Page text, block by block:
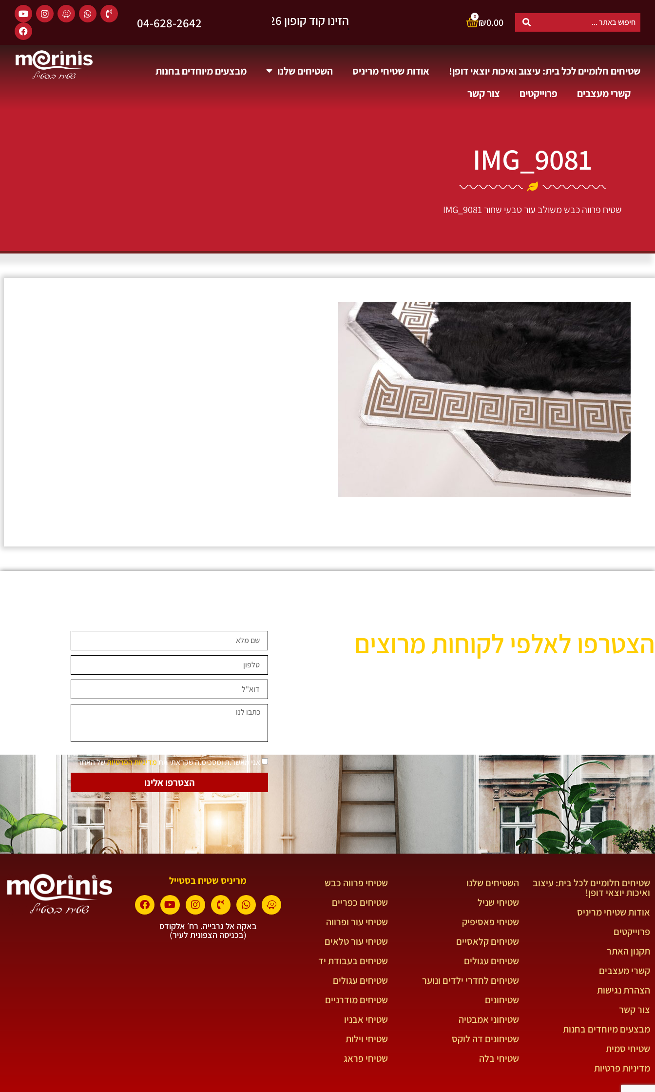
₪0.00
0 וקבלו 10% הנחה. 04-628-2642
שטיחים חלומיים לכל בית: עיצוב ואיכות יוצאי דופן! אודות שטיחי מריניס השטיחים שלנו
מבצעים מיוחדים בחנות
קשרי מעצבים
פרוייקטים צור קשר
IMG_9081
שטיח פרווה כבש משולב עור טבעי שחור IMG_9081
הצטרפו לאלפי לקוחות מרוצים
אני מאשר.ת ומסכימ.ה שקראתי את מדיניות הפרטיותשל האתר
הצטרפו אלינו
שטיחים חלומיים לכל בית: עיצוב
ואיכות יוצאי דופן!
אודות שטיחי מריניס
פרוייקטים
תקנון האתר
קשרי מעצבים
הצהרת נגישות
צור קשר
מבצעים מיוחדים בחנות
שטיחי סמית
מדיניות פרטיות
השטיחים שלנו
שטיחי שניל
שטיחי פאסיפיק
שטיחים קלאסיים
שטיחים עגולים
שטיחים לחדרי ילדים ונוער
שטיחונים
שטיחוני אמבטיה
שטיחונים דה לוקס
שטיחי בלה
שטיחי פרווה כבש
שטיחים כפריים
שטיחי עור ופרווה
שטיחי עור טלאים
שטיחים בעבודת יד
שטיחים עגולים
שטיחים מודרניים
שטיחי אבניו
שטיחי וילות
שטיחי פראג
מריניס שטיח בסטייל
באקה אל גרבייה. רח׳ אלקודס
(בכניסה הצפונית לעיר)